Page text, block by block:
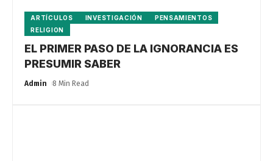
ARTÍCULOS INVESTIGACIÓN
PENSAMIENTOS
RELIGION
EL PRIMER PASO DE LA IGNORANCIA ES
PRESUMIR SABER
Admin 8 Min Read